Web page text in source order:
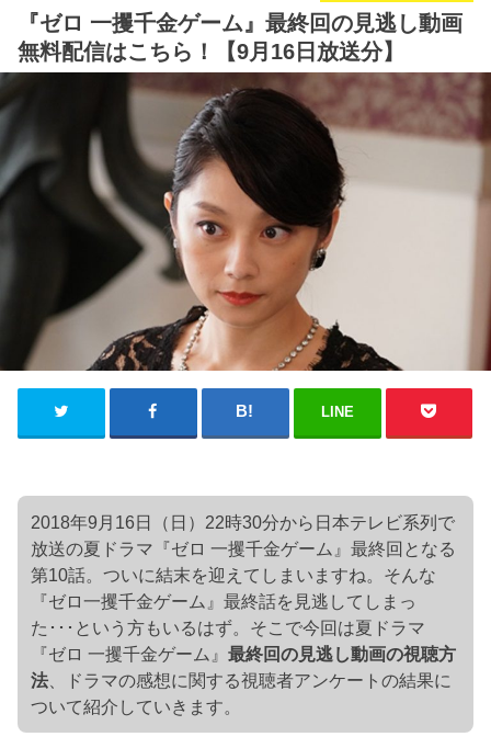
『ゼロ 一攫千金ゲーム』最終回の見逃し動画
無料配信はこちら！【9月16日放送分】
LINE
2018年9月16日（日）22時30分から日本テレビ系列で
放送の夏ドラマ『ゼロ 一攫千金ゲーム』最終回となる
第10話。ついに結末を迎えてしまいますね。そんな
『ゼロ一攫千金ゲーム』最終話を見逃してしまっ
た･･･という方もいるはず。そこで今回は夏ドラマ
『ゼロ 一攫千金ゲーム』最終回の見逃し動画の視聴方
法 、ドラマの感想に関する視聴者アンケートの結果に
ついて紹介していきます。